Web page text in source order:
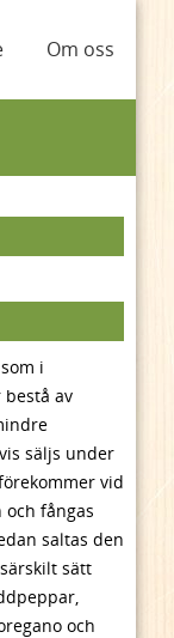
Om oss
i
av
säljs under
vid
och fångas
saltas den
sätt
och